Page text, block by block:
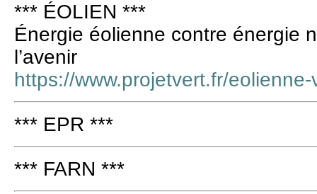
*** ÉOLIEN ***
Énergie éolienne contre énergie
l’avenir
https://www.projetvert.fr/
*** EPR ***
*** FARN ***